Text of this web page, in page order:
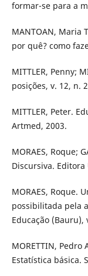
formar-se para a
MANTOAN, Maria
por quê? como
MITTLER, Penny;
posições, v. 12, n.
MITTLER, Peter.
Artmed, 2003.
MORAES, Roque;
Discursiva.
MORAES, Roque.
possibilitada pela
Educação (Bauru),
MORETTIN, Pedro
Estatística básica.